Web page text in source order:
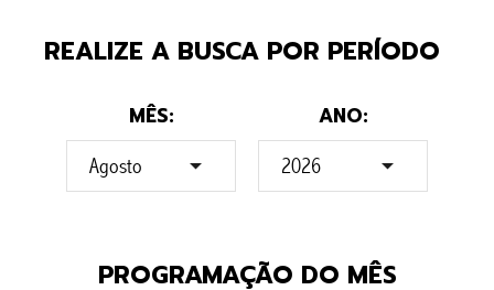
REALIZE A BUSCA POR PERÍODO
MÊS: ANO:
PROGRAMAÇÃO DO MÊS